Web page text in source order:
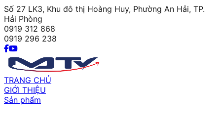
Số 27 LK3, Khu đô thị Hoàng Huy, Phường An Hải, TP.
Hải Phòng
0919 312 868
0919 296 238
TRANG CHỦ
GIỚI THIỆU
Sản phẩm